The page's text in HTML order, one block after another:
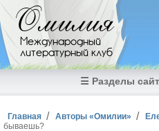
Перейти к основному содержанию
Омилия
Международный
литературный клуб
☰ Разделы
Вы здесь
Главная Авторы «Омилии»
бываешь?